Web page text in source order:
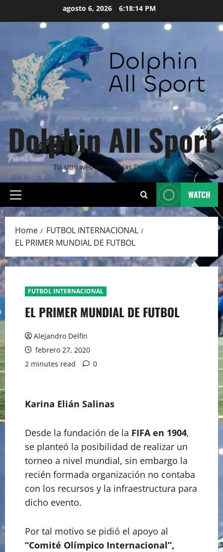
agosto 6, 2026 6:18:16 PM
Dolphin All Sport
Tu sitio web de noticias Deportivas
Primary
Menu
WATCH
Home
FUTBOL INTERNACIONAL
EL PRIMER MUNDIAL DE FUTBOL
FUTBOL INTERNACIONAL
EL PRIMER MUNDIAL DE FUTBOL
Alejandro Delfin
febrero 27, 2020
2 minutes read
0
Karina Elián Salinas
Desde la fundación de la FIFA en 1904,
se planteó la posibilidad de realizar un
torneo a nivel mundial, sin embargo la
recién formada organización no contaba
con los recursos y la infraestructura para
dicho evento.
Por tal motivo se pidió el apoyo al
“Comité Olímpico Internacional”,